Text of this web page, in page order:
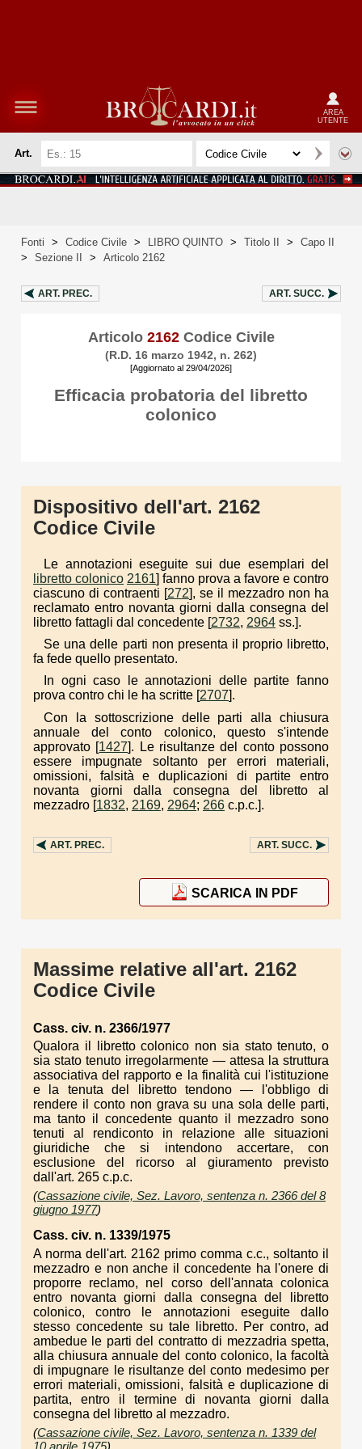
AREA
UTENTE
Art.
Fonti > Codice Civile > LIBRO QUINTO > Titolo II >
Capo II
>
Sezione II > Articolo 2162
ART. PREC. ART. SUCC.
Articolo 2162Codice Civile
(R.D. 16 marzo 1942, n. 262)
[Aggiornato al 29/04/2026]
Efficacia probatoria del libretto
colonico
Dispositivo dell'art. 2162
Codice Civile
Le annotazioni eseguite sui due esemplari del
libretto colonico 2161] fanno prova a favore e contro
ciascuno di contraenti [272], se il mezzadro non ha
reclamato entro novanta giorni dalla consegna del
libretto fattagli dal concedente [2732, 2964 ss.].
Se una delle parti non presenta il proprio libretto,
fa fede quello presentato.
In ogni caso le annotazioni delle partite fanno
prova contro chi le ha scritte [2707].
Con la sottoscrizione delle parti alla chiusura
annuale del conto colonico, questo s'intende
approvato [1427]. Le risultanze del conto possono
essere impugnate soltanto per errori materiali,
omissioni, falsità e duplicazioni di partite entro
novanta giorni dalla consegna del libretto al
mezzadro [1832, 2169, 2964; 266 c.p.c.].
ART. PREC. ART. SUCC.
SCARICA IN PDF
Massime relative all'art. 2162
Codice Civile
Cass. civ. n. 2366/1977
Qualora il libretto colonico non sia stato tenuto, o
sia stato tenuto irregolarmente — attesa la struttura
associativa del rapporto e la finalità cui l'istituzione
e la tenuta del libretto tendono — l'obbligo di
rendere il conto non grava su una sola delle parti,
ma tanto il concedente quanto il mezzadro sono
tenuti al rendiconto in relazione alle situazioni
giuridiche che si intendono accertare, con
esclusione del ricorso al giuramento previsto
dall'art. 265 c.p.c.
(Cassazione civile, Sez. Lavoro, sentenza n. 2366 del 8
giugno 1977)
Cass. civ. n. 1339/1975
A norma dell'art. 2162 primo comma c.c., soltanto il
mezzadro e non anche il concedente ha l'onere di
proporre reclamo, nel corso dell'annata colonica
entro novanta giorni dalla consegna del libretto
colonico, contro le annotazioni eseguite dallo
stesso concedente su tale libretto. Per contro, ad
ambedue le parti del contratto di mezzadria spetta,
alla chiusura annuale del conto colonico, la facoltà
di impugnare le risultanze del conto medesimo per
errori materiali, omissioni, falsità e duplicazione di
partita, entro il termine di novanta giorni dalla
consegna del libretto al mezzadro.
(Cassazione civile, Sez. Lavoro, sentenza n. 1339 del